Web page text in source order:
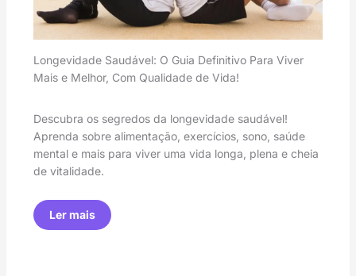
Longevidade Saudável: O Guia Definitivo Para Viver
Mais e Melhor, Com Qualidade de Vida!
Descubra os segredos da longevidade saudável!
Aprenda sobre alimentação, exercícios, sono, saúde
mental e mais para viver uma vida longa, plena e cheia
de vitalidade.
Ler mais